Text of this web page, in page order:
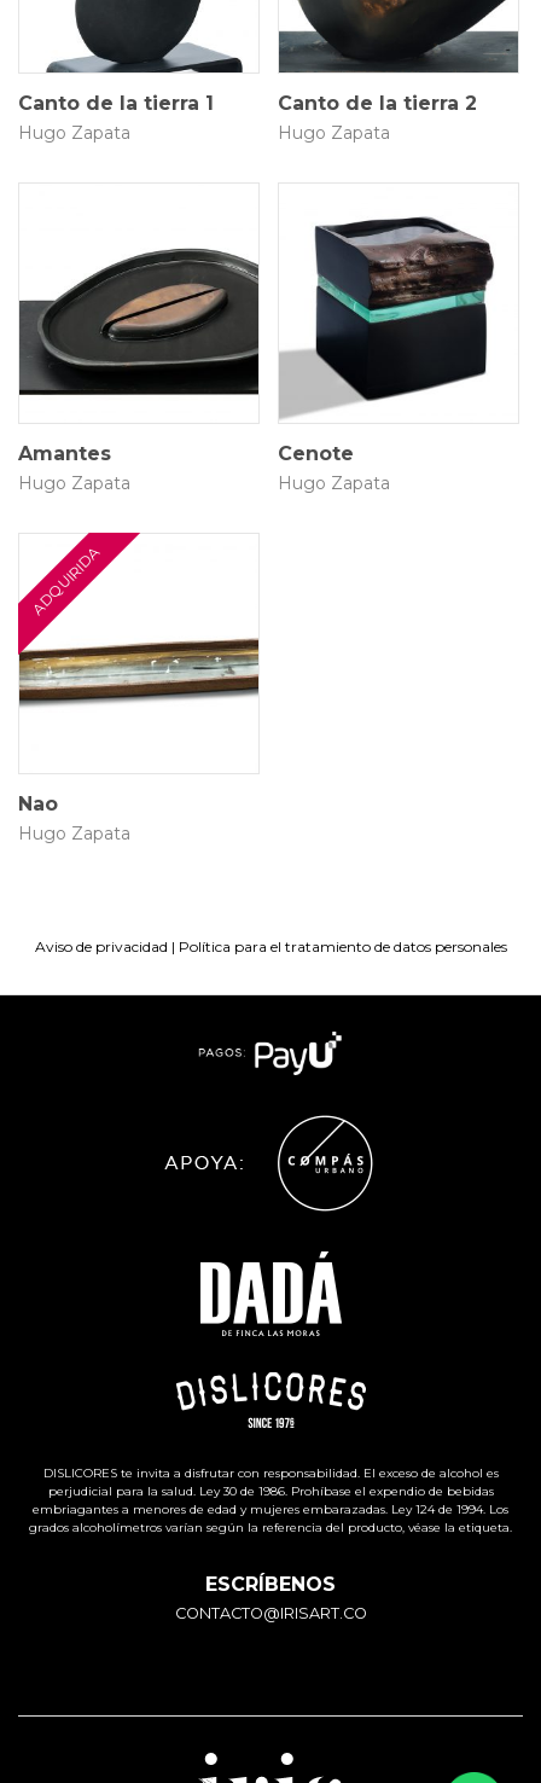
Canto de la tierra 1
Hugo Zapata
Canto de la tierra 2
Hugo Zapata
5 × 34 × 43 cm
Amantes
Hugo Zapata
20 × 20 × 22 cm
Cenote
Hugo Zapata
8 × 8 × 68 cm
Nao
Hugo Zapata
Aviso de privacidad | Política para el tratamiento de datos personales
DISLICORES te invita a disfrutar con responsabilidad. El exceso de alcohol es
perjudicial para la salud. Ley 30 de 1986. Prohíbase el expendio de bebidas
embriagantes a menores de edad y mujeres embarazadas. Ley 124 de 1994. Los
grados alcoholímetros varían según la referencia del producto, véase la etiqueta.
ESCRÍBENOS
CONTACTO@IRISART.CO